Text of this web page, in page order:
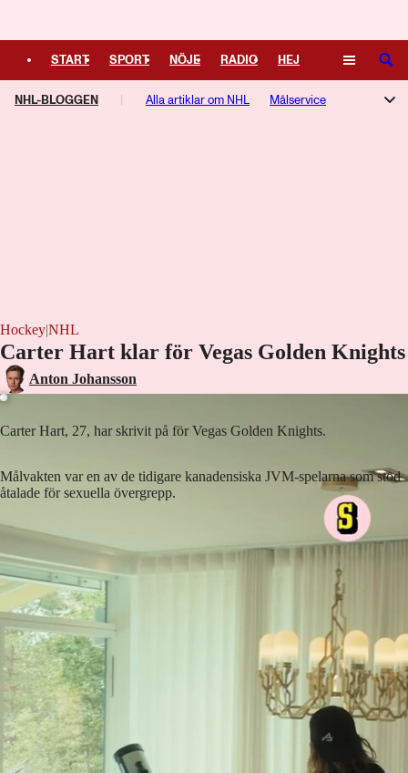
START SPORT NÖJE RADIO HEJ
PLUS TV KULTUR LEDARE
SÖK
NHL-BLOGGEN Alla artiklar om NHL Målservice
Hockey|NHL
Carter Hart klar för Vegas Golden Knights
Anton Johansson
Laddar ...
Carter Hart, 27, har skrivit på för Vegas Golden Knights.
Målvakten var en av de tidigare kanadensiska JVM-spelarna som stod
åtalade för sexuella övergrepp.